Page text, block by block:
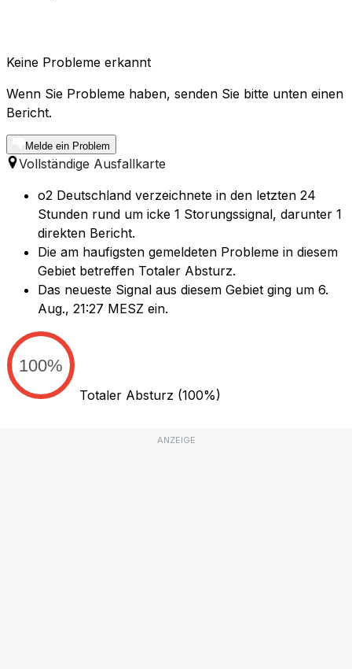
Keine Probleme erkannt
Wenn Sie Probleme haben, senden Sie bitte unten einen
Bericht.
Melde ein Problem
Vollständige Ausfallkarte
o2 Deutschland verzeichnete in den letzten 24
Stunden rund um icke 1 Storungssignal, darunter 1
direkten Bericht.
Die am haufigsten gemeldeten Probleme in diesem
Gebiet betreffen Totaler Absturz.
Das neueste Signal aus diesem Gebiet ging um 6.
Aug., 21:27 MESZ ein.
100%
Totaler Absturz (100%)
ANZEIGE